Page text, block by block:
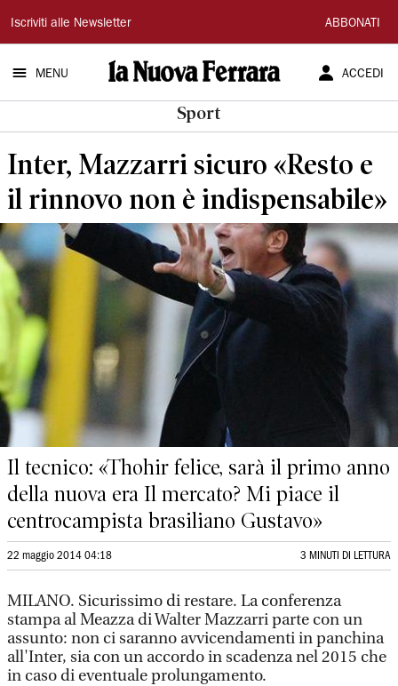
La
Nuova
Ferrara
Iscriviti alle Newsletter ABBONATI
MENU ACCEDI
Sport
Inter, Mazzarri sicuro «Resto e
il rinnovo non è indispensabile»
Il tecnico: «Thohir felice, sarà il primo anno
della nuova era Il mercato? Mi piace il
centrocampista brasiliano Gustavo»
22 maggio 2014 04:18 3 MINUTI DI LETTURA
MILANO. Sicurissimo di restare. La conferenza
stampa al Meazza di Walter Mazzarri parte con un
assunto: non ci saranno avvicendamenti in panchina
all'Inter, sia con un accordo in scadenza nel 2015 che
in caso di eventuale prolungamento.